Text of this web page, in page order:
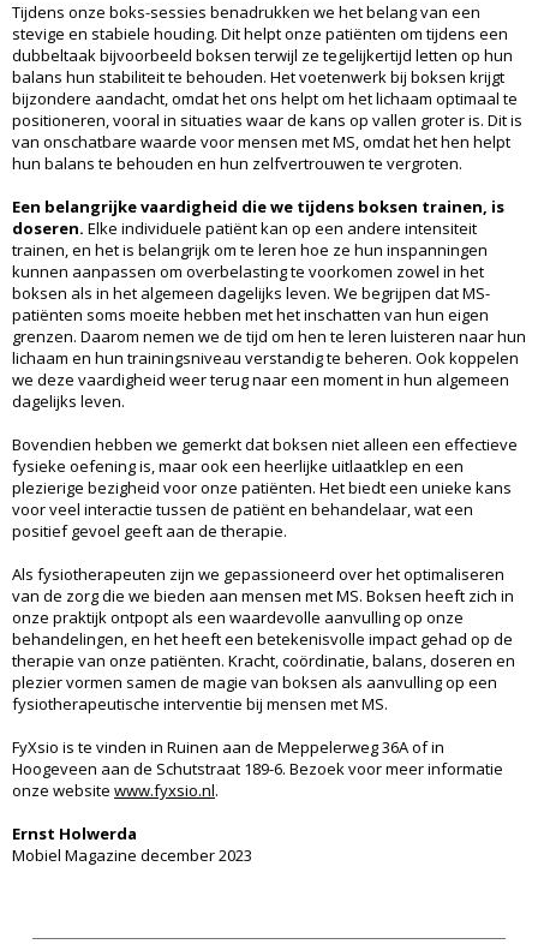
Tijdens onze boks-sessies benadrukken we het belang van een
stevige en stabiele houding. Dit helpt onze patiënten om tijdens een
dubbeltaak bijvoorbeeld boksen terwijl ze tegelijkertijd letten op hun
balans hun stabiliteit te behouden. Het voetenwerk bij boksen krijgt
bijzondere aandacht, omdat het ons helpt om het lichaam optimaal te
positioneren, vooral in situaties waar de kans op vallen groter is. Dit is
van onschatbare waarde voor mensen met MS, omdat het hen helpt
hun balans te behouden en hun zelfvertrouwen te vergroten.
Een belangrijke vaardigheid die we tijdens boksen trainen, is
doseren. Elke individuele patiënt kan op een andere intensiteit
trainen, en het is belangrijk om te leren hoe ze hun inspanningen
kunnen aanpassen om overbelasting te voorkomen zowel in het
boksen als in het algemeen dagelijks leven. We begrijpen dat MS-
patiënten soms moeite hebben met het inschatten van hun eigen
grenzen. Daarom nemen we de tijd om hen te leren luisteren naar hun
lichaam en hun trainingsniveau verstandig te beheren. Ook koppelen
we deze vaardigheid weer terug naar een moment in hun algemeen
dagelijks leven.
Bovendien hebben we gemerkt dat boksen niet alleen een effectieve
fysieke oefening is, maar ook een heerlijke uitlaatklep en een
plezierige bezigheid voor onze patiënten. Het biedt een unieke kans
voor veel interactie tussen de patiënt en behandelaar, wat een
positief gevoel geeft aan de therapie.
Als fysiotherapeuten zijn we gepassioneerd over het optimaliseren
van de zorg die we bieden aan mensen met MS. Boksen heeft zich in
onze praktijk ontpopt als een waardevolle aanvulling op onze
behandelingen, en het heeft een betekenisvolle impact gehad op de
therapie van onze patiënten. Kracht, coördinatie, balans, doseren en
plezier vormen samen de magie van boksen als aanvulling op een
fysiotherapeutische interventie bij mensen met MS.
FyXsio is te vinden in Ruinen aan de Meppelerweg 36A of in
Hoogeveen aan de Schutstraat 189-6. Bezoek voor meer informatie
onze website www.fyxsio.nl.
Ernst Holwerda
Mobiel Magazine december 2023